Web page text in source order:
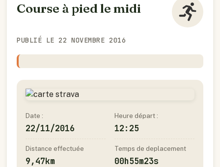
Course à pied le midi
PUBLIÉ LE 22 NOVEMBRE 2016
Date :
22/11/2016
Heure départ :
12:25
Distance effectuée
9,47km
Temps de deplacement
00h55m23s